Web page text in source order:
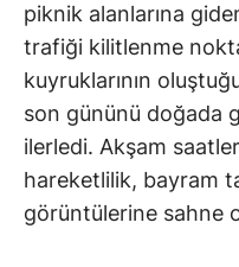
piknik alanlarına
trafiği kilitlenme
kuyruklarının
son gününü doğada
ilerledi. Akşam
hareketlilik, bayram
görüntülerine sahne